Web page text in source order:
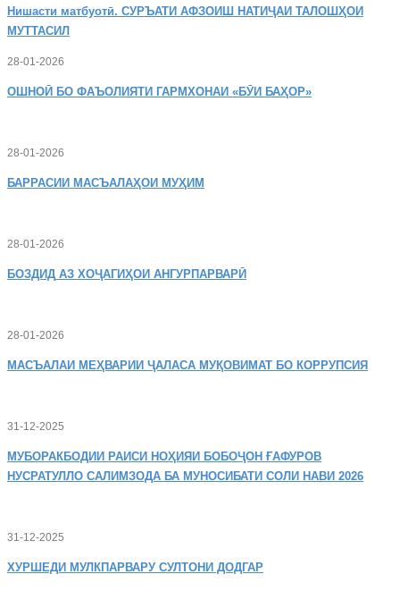
Нишасти матбуотӣ. СУРЪАТИ АФЗОИШ НАТИҶАИ ТАЛОШҲОИ
МУТТАСИЛ
28-01-2026
ОШНОӢ БО ФАЪОЛИЯТИ ГАРМХОНАИ «БӮИ БАҲОР»
28-01-2026
БАРРАСИИ МАСЪАЛАҲОИ МУҲИМ
28-01-2026
БОЗДИД АЗ ХОҶАГИҲОИ АНГУРПАРВАРӢ
28-01-2026
МАСЪАЛАИ МЕҲВАРИИ ҶАЛАСА МУҚОВИМАТ БО КОРРУПСИЯ
31-12-2025
МУБОРАКБОДИИ РАИСИ НОҲИЯИ БОБОҶОН ҒАФУРОВ
НУСРАТУЛЛО САЛИМЗОДА БА МУНОСИБАТИ СОЛИ НАВИ 2026
31-12-2025
ХУРШЕДИ МУЛКПАРВАРУ СУЛТОНИ ДОДГАР